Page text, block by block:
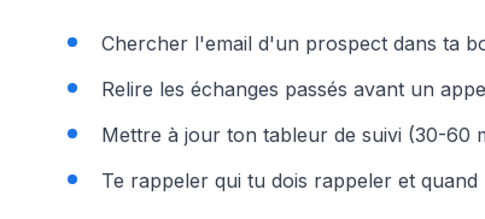
Chercher l'email d'un prospect dans ta
Relire les échanges passés avant un
Mettre à jour ton tableur de suivi (30-60
Te rappeler qui tu dois rappeler et